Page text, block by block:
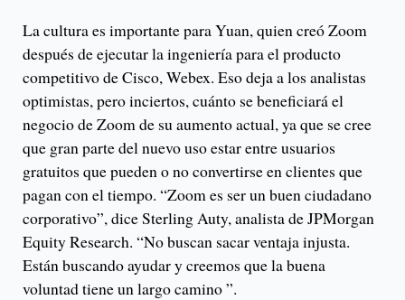
La cultura es importante para Yuan, quien creó Zoom
después de ejecutar la ingeniería para el producto
competitivo de Cisco, Webex. Eso deja a los analistas
optimistas, pero inciertos, cuánto se beneficiará el
negocio de Zoom de su aumento actual, ya que se cree
que gran parte del nuevo uso estar entre usuarios
gratuitos que pueden o no convertirse en clientes que
pagan con el tiempo. “Zoom es ser un buen ciudadano
corporativo”, dice Sterling Auty, analista de JPMorgan
Equity Research. “No buscan sacar ventaja injusta.
Están buscando ayudar y creemos que la buena
voluntad tiene un largo camino ”.